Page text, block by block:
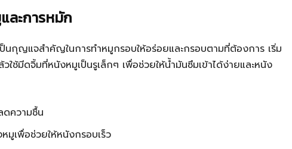
ละการหมัก
ป็นกุญแจสำคัญในการทำหมูกรอบให้อร่อยและกรอบตามที่ต้องการ เริ่ม
ใช้มีดจิ้มที่หนังหมูเป็นรูเล็กๆ เพื่อช่วยให้น้ำมันซึมเข้าได้ง่ายและหนัง
ดความชื้น
มูเพื่อช่วยให้หนังกรอบเร็ว